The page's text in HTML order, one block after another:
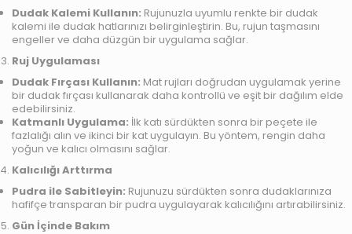
Dudak Kalemi Kullanın: Rujunuzla uyumlu renkte bir dudak
kalemi ile dudak hatlarınızı belirginleştirin. Bu, rujun taşmasını
engeller ve daha düzgün bir uygulama sağlar.
Ruj Uygulaması
Dudak Fırçası Kullanın: Mat rujları doğrudan uygulamak yerine
bir dudak fırçası kullanarak daha kontrollü ve eşit bir dağılım elde
edebilirsiniz.
Katmanlı Uygulama: İlk katı sürdükten sonra bir peçete ile
fazlalığı alın ve ikinci bir kat uygulayın. Bu yöntem, rengin daha
yoğun ve kalıcı olmasını sağlar.
Kalıcılığı Arttırma
Pudra ile Sabitleyin: Rujunuzu sürdükten sonra dudaklarınıza
hafifçe transparan bir pudra uygulayarak kalıcılığını artırabilirsiniz.
Gün İçinde Bakım